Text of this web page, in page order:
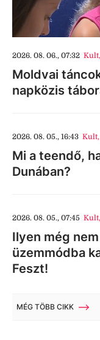
2026. 08. 06., 07:32 Kult,
Moldvai
napközis
2026. 08. 05., 16:43 Kult,
Mi a teendő,
Dunában?
2026. 08. 05., 07:45 Kult,
Ilyen még
üzemmódba
Feszt!
MÉG TÖBB CIKK